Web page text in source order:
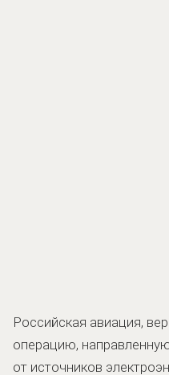
Российская авиация,
операцию,
от источников